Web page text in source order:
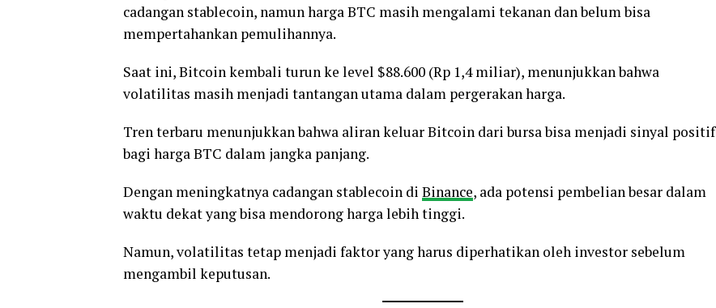
cadangan stablecoin, namun harga BTC masih mengalami tekanan dan belum bisa
mempertahankan pemulihannya.
Saat ini, Bitcoin kembali turun ke level $88.600 (Rp 1,4 miliar), menunjukkan bahwa
volatilitas masih menjadi tantangan utama dalam pergerakan harga.
Tren terbaru menunjukkan bahwa aliran keluar Bitcoin dari bursa bisa menjadi sinyal positif
bagi harga BTC dalam jangka panjang.
Dengan meningkatnya cadangan stablecoin di Binance, ada potensi pembelian besar dalam
waktu dekat yang bisa mendorong harga lebih tinggi.
Namun, volatilitas tetap menjadi faktor yang harus diperhatikan oleh investor sebelum
mengambil keputusan.